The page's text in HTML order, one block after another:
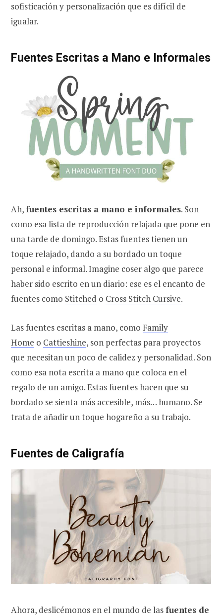
sofisticación y personalización que es difícil de
igualar.
Fuentes Escritas a Mano e Informales
Ah,fuentes escritas a mano e informales. Son
como esa lista de reproducción relajada que pone en
una tarde de domingo. Estas fuentes tienen un
toque relajado, dando a su bordado un toque
personal e informal. Imagine coser algo que parece
haber sido escrito en un diario: ese es el encanto de
fuentes como Stitched o Cross Stitch Cursive.
Las fuentes escritas a mano, como Family
Home o Cattieshine, son perfectas para proyectos
que necesitan un poco de calidez y personalidad. Son
como esa nota escrita a mano que coloca en el
regalo de un amigo. Estas fuentes hacen que su
bordado se sienta más accesible, más… humano. Se
trata de añadir un toque hogareño a su trabajo.
Fuentes de Caligrafía
Ahora, deslicémonos en el mundo de lasfuentes de